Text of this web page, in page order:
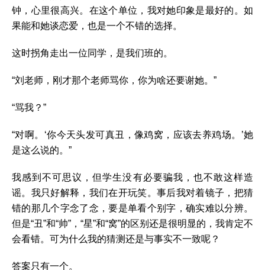
钟，心里很高兴。在这个单位，我对她印象是最好的。如
果能和她谈恋爱，也是一个不错的选择。
这时拐角走出一位同学，是我们班的。
“刘老师，刚才那个老师骂你，你为啥还要谢她。”
“骂我？”
“对啊。‘你今天头发可真丑，像鸡窝，应该去养鸡场。’她
是这么说的。”
我感到不可思议，但学生没有必要骗我，也不敢这样造
谣。我只好解释，我们在开玩笑。事后我对着镜子，把猜
错的那几个字念了念，要是单看个别字，确实难以分辨。
但是“丑”和“帅”，“星”和“窝”的区别还是很明显的，我肯定不
会看错。可为什么我的猜测还是与事实不一致呢？
答案只有一个。